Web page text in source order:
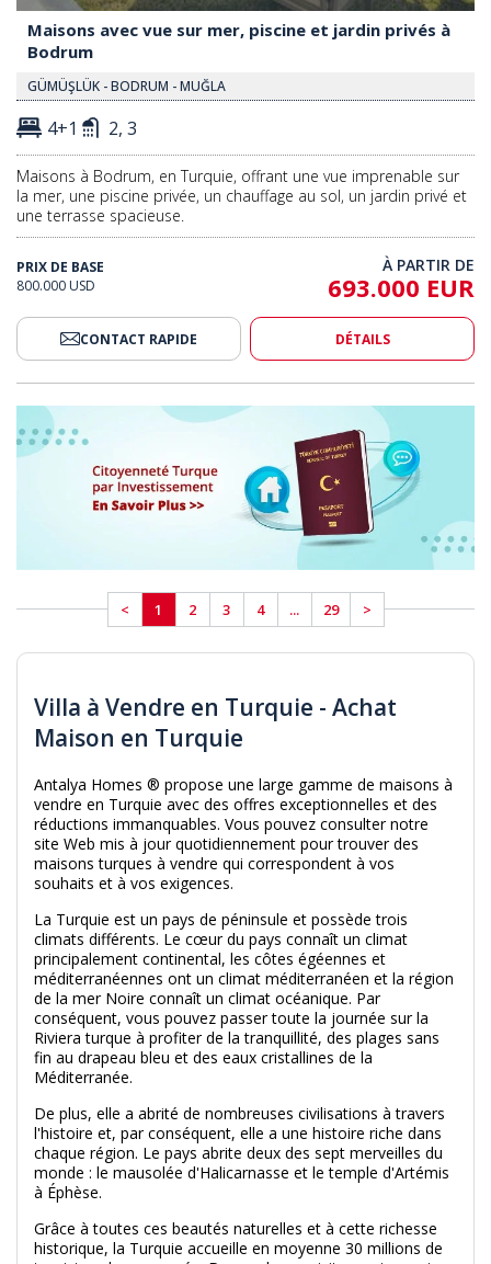
Villa à Vendre en Turquie - Achat
Maison en Turquie
Antalya Homes ® propose une large gamme de maisons à
vendre en Turquie avec des offres exceptionnelles et des
réductions immanquables. Vous pouvez consulter notre
site Web mis à jour quotidiennement pour trouver des
maisons turques à vendre qui correspondent à vos
souhaits et à vos exigences.
La Turquie est un pays de péninsule et possède trois
climats différents. Le cœur du pays connaît un climat
principalement continental, les côtes égéennes et
méditerranéennes ont un climat méditerranéen et la région
de la mer Noire connaît un climat océanique. Par
conséquent, vous pouvez passer toute la journée sur la
Riviera turque à profiter de la tranquillité, des plages sans
fin au drapeau bleu et des eaux cristallines de la
Méditerranée.
De plus, elle a abrité de nombreuses civilisations à travers
l'histoire et, par conséquent, elle a une histoire riche dans
chaque région. Le pays abrite deux des sept merveilles du
monde : le mausolée d'Halicarnasse et le temple d'Artémis
à Éphèse.
Grâce à toutes ces beautés naturelles et à cette richesse
historique, la Turquie accueille en moyenne 30 millions de
Maisons avec vue sur mer, piscine et jardin privés à
Bodrum
GÜMÜŞLÜK - BODRUM - MUĞLA
4+1 2, 3
Maisons à Bodrum, en Turquie, offrant une vue imprenable sur
la mer, une piscine privée, un chauffage au sol, un jardin privé et
une terrasse spacieuse.
PRIX DE BASE
800.000 USD
À PARTIR DE
693.000 EUR
CONTACT RAPIDE DÉTAILS
< 1 2 3 4 ... 29 >